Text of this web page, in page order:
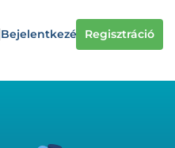
Bejelentkezés Regisztráció